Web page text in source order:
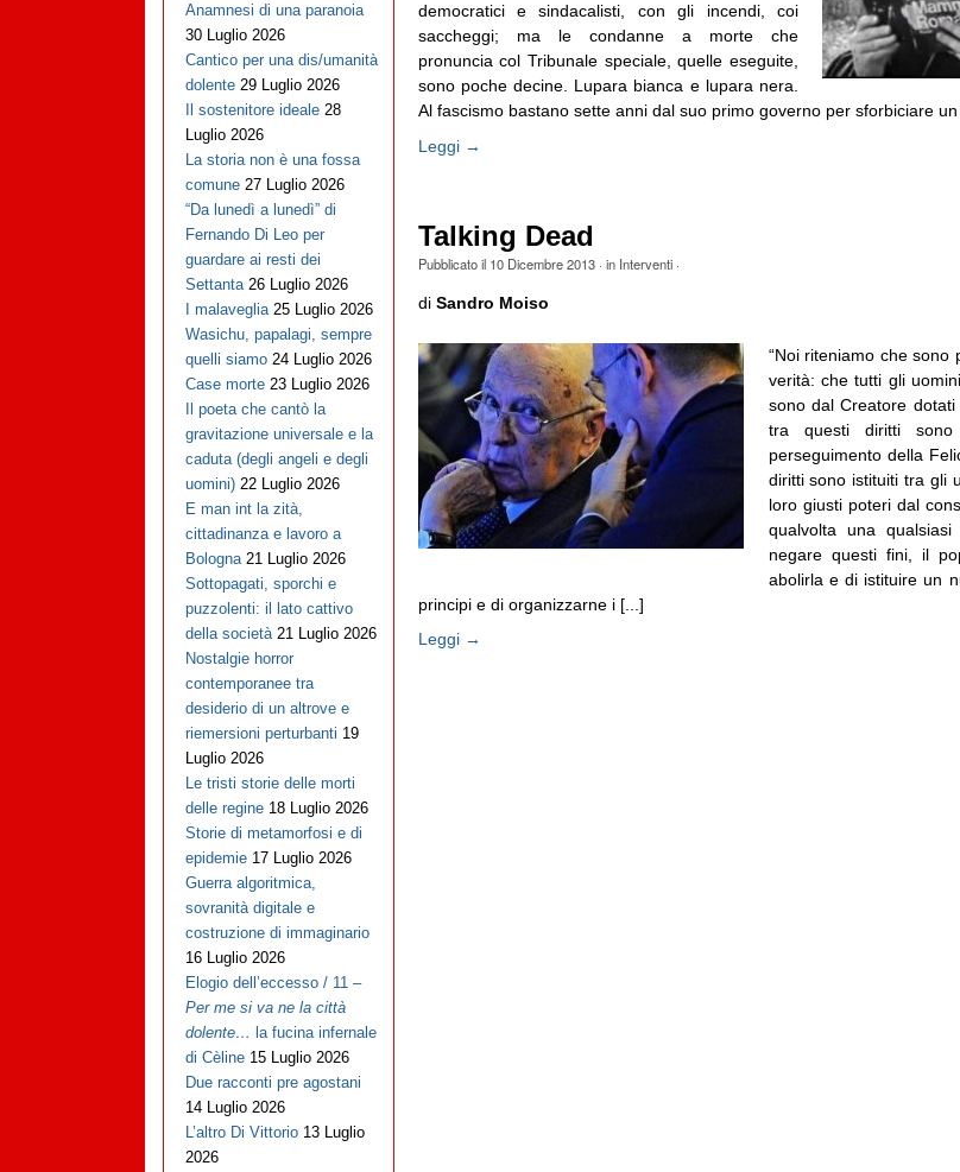
democratici e sindacalisti, con gli incendi, coi
saccheggi; ma le condanne a morte che
pronuncia col Tribunale speciale, quelle eseguite,
sono poche decine. Lupara bianca e lupara nera.
Al fascismo bastano sette anni dal suo primo governo per sforbiciare
Leggi →
Talking Dead
Pubblicato il 10 Dicembre 2013· in Interventi·
di Sandro Moiso
“Noi riteniamo che sono
verità: che tutti gli
sono dal Creatore
tra questi diritti
perseguimento della
diritti sono istituiti tra gli
loro giusti poteri dal
qualvolta una
negare questi fini, il
abolirla e di istituire un
principi e di organizzarne i [...]
Leggi →
Anamnesi di una paranoia
30 Luglio 2026
Cantico per una dis/umanità
dolente 29 Luglio 2026
Il sostenitore ideale 28
Luglio 2026
La storia non è una fossa
comune 27 Luglio 2026
“Da lunedì a lunedì” di
Fernando Di Leo per
guardare ai resti dei
Settanta 26 Luglio 2026
I malaveglia 25 Luglio 2026
Wasichu, papalagi, sempre
quelli siamo 24 Luglio 2026
Case morte 23 Luglio 2026
Il poeta che cantò la
gravitazione universale e la
caduta (degli angeli e degli
uomini) 22 Luglio 2026
E man int la zità,
cittadinanza e lavoro a
Bologna 21 Luglio 2026
Sottopagati, sporchi e
puzzolenti: il lato cattivo
della società 21 Luglio 2026
Nostalgie horror
contemporanee tra
desiderio di un altrove e
riemersioni perturbanti 19
Luglio 2026
Le tristi storie delle morti
delle regine 18 Luglio 2026
Storie di metamorfosi e di
epidemie 17 Luglio 2026
Guerra algoritmica,
sovranità digitale e
costruzione di immaginario
16 Luglio 2026
Elogio dell’eccesso / 11 –
Per me si va ne la città
dolente… la fucina infernale
di Cèline 15 Luglio 2026
Due racconti pre agostani
14 Luglio 2026
L’altro Di Vittorio 13 Luglio
2026